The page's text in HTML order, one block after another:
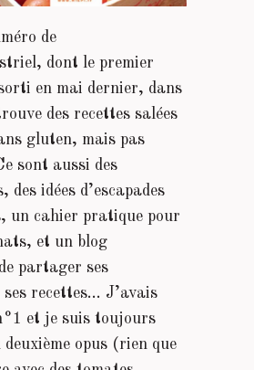
de
dont le premier
en mai dernier, dans
des recettes salées
gluten, mais pas
sont aussi des
des idées d’escapades
un cahier pratique pour
et un blog
partager ses
ses recettes… J’avais
et je suis toujours
opus (rien que